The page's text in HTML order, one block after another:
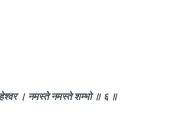
। नमस्ते नमस्ते शम्भो ॥ ६ ॥